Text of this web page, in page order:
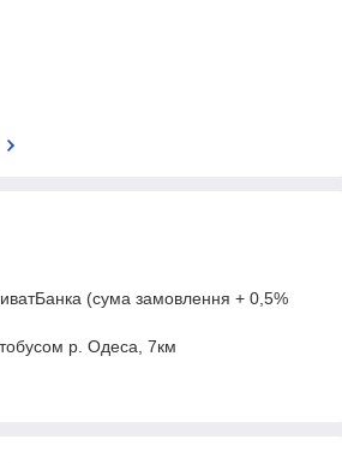
(сума замовлення + 0,5%
р. Одеса, 7км